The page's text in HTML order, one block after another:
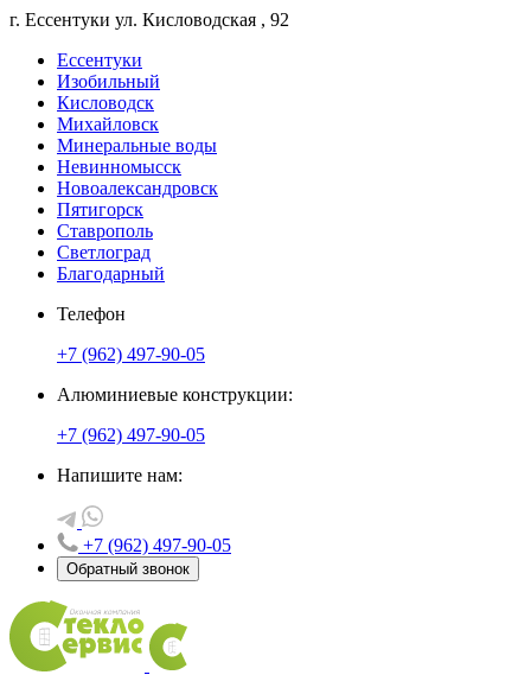
г. Ессентуки ул. Кисловодская , 92
Ессентуки
Изобильный
Кисловодск
Михайловск
Минеральные воды
Невинномысск
Новоалександровск
Пятигорск
Ставрополь
Светлоград
Благодарный
Телефон
+7 (962) 497-90-05
Алюминиевые конструкции:
+7 (962) 497-90-05
Напишите нам:
+7 (962) 497-90-05
Обратный звонок